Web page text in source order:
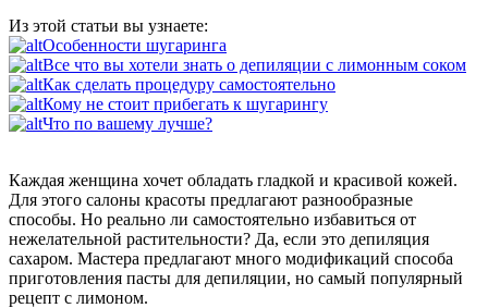
Из этой статьи вы узнаете:
Особенности шугаринга
Все что вы хотели знать о депиляции с лимонным соком
Как сделать процедуру самостоятельно
Кому не стоит прибегать к шугарингу
Что по вашему лучше?
Каждая женщина хочет обладать гладкой и красивой кожей.
Для этого салоны красоты предлагают разнообразные
способы. Но реально ли самостоятельно избавиться от
нежелательной растительности? Да, если это депиляция
сахаром. Мастера предлагают много модификаций способа
приготовления пасты для депиляции, но самый популярный
рецепт с лимоном.